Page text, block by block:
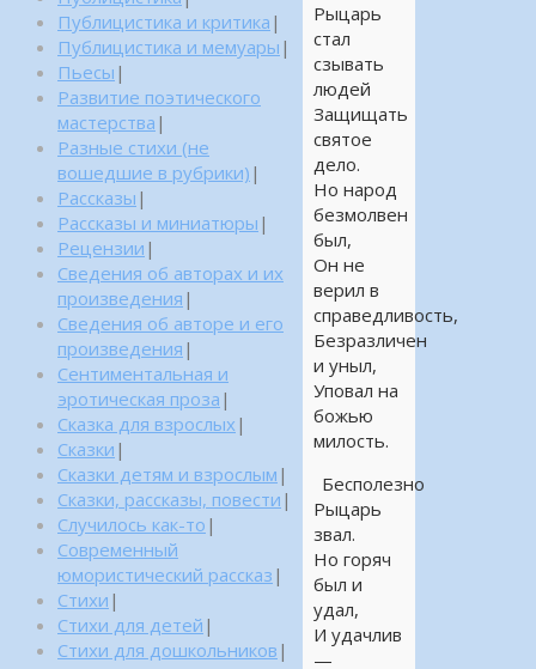
Рыцарь
стал
сзывать
людей
Защищать
святое
дело.
Но народ
безмолвен
был,
Он не
верил в
справедливость,
Безразличен
и уныл,
Уповал на
божью
милость.
Бесполезно
Рыцарь
звал.
Но горяч
был и
удал,
И удачлив
—
Публицистика и критика |
Публицистика и мемуары |
Пьесы |
Развитие поэтического
мастерства |
Разные стихи (не
вошедшие в рубрики) |
Рассказы |
Рассказы и миниатюры |
Рецензии |
Сведения об авторах и их
произведения |
Сведения об авторе и его
произведения |
Сентиментальная и
эротическая проза |
Сказка для взрослых |
Сказки |
Сказки детям и взрослым |
Сказки, рассказы, повести |
Случилось как-то |
Современный
юмористический рассказ |
Стихи |
Стихи для детей |
Стихи для дошкольников |